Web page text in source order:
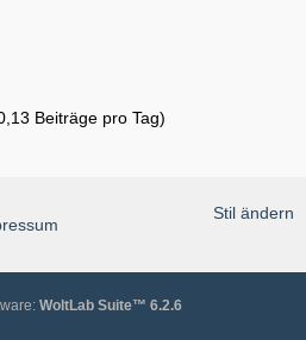
Beiträge pro Tag)
Stil ändern
WoltLab Suite™ 6.2.6